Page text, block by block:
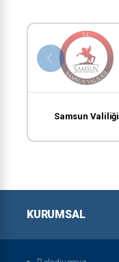
Samsun Valiliği
KURUMSAL